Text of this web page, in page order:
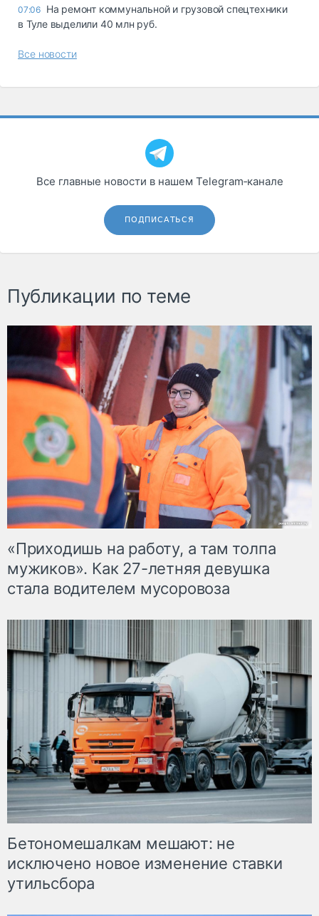
07:06 На ремонт коммунальной и грузовой спецтехники
в Туле выделили 40 млн руб.
Все новости
Все главные новости в нашем Telegram‑канале
ПОДПИСАТЬСЯ
Публикации по теме
«Приходишь на работу, а там толпа
мужиков». Как 27-летняя девушка
стала водителем мусоровоза
Бетономешалкам мешают: не
исключено новое изменение ставки
утильсбора